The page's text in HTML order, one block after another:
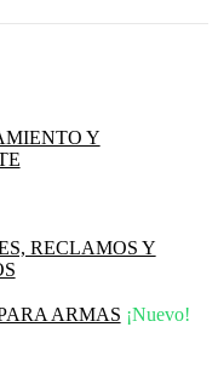
Y
RECLAMOS Y
ARMAS ¡Nuevo!